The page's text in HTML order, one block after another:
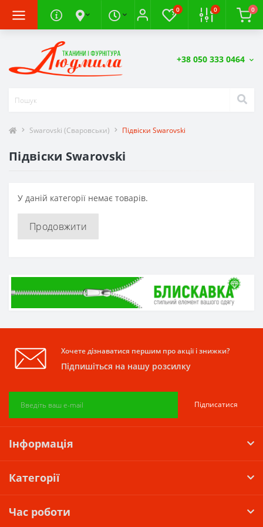
0 0 0
+38 050 333 0464
Swarovski (Сваровськи) Підвіски Swarovski
Підвіски Swarovski
У даній категорії немає товарів.
Продовжити
Хочете дізнаватися першим про акції і знижки?
Підпишіться на нашу розсилку
Підписатися
Інформація
Категорії
Час роботи